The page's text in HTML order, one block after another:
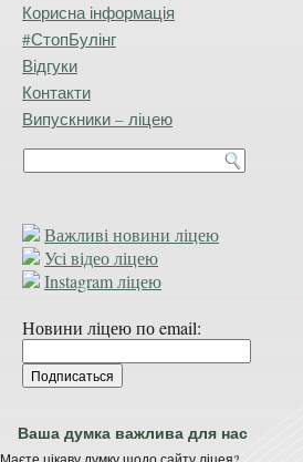
Корисна інформація
#СтопБулінг
Відгуки
Контакти
Випускники – ліцею
Важливі новини ліцею
Усі відео ліцею
Instagram ліцею
Новини ліцею по email:
Ваша думка важлива для нас